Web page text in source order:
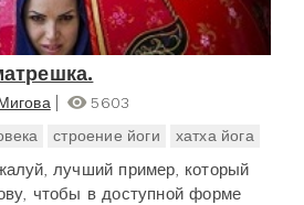
5603
строение йоги хатха йога
лучший пример, который
чтобы в доступной форме